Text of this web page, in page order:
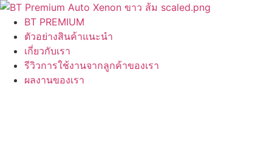
Skip
content
BT PREMIUM
ตัวอย่างสินค้าแนะนำ
เกี่ยวกับเรา
รีวิวการใช้งานจากลูกค้าของเรา
ผลงานของเรา